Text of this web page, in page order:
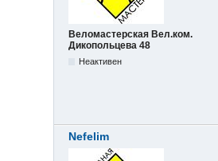
Веломастерская Вел.ком.
Дикопольцева 48
Неактивен
Nefelim